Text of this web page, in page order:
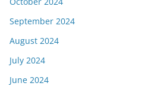
September 2024
August 2024
July 2024
June 2024